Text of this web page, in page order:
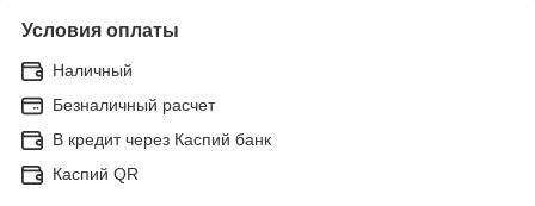
Условия оплаты
Наличный
Безналичный расчет
В кредит через Каспий банк
Каспий QR